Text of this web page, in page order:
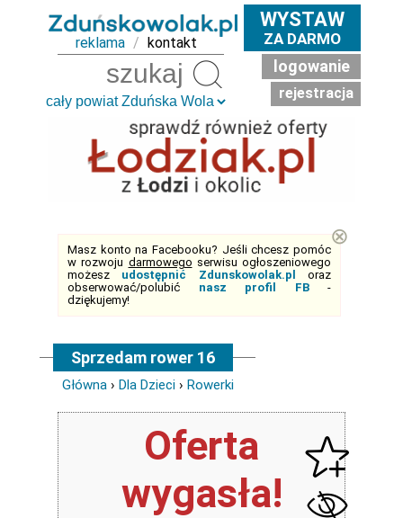
reklama / kontakt
WYSTAW
ZA DARMO
logowanie
rejestracja
Masz konto na Facebooku? Jeśli chcesz pomóc
w rozwoju darmowego serwisu ogłoszeniowego
możesz udostępnić Zdunskowolak.pl
oraz
obserwować/polubić nasz profil FB-
dziękujemy!
⊗
Sprzedam rower 16
Główna › Dla Dzieci › Rowerki
Oferta
wygasła!